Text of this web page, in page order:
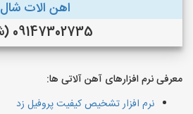
اهن الات شال
09147302735 (شال)
معرفی نرم افزارهای آهن آلاتی ها:
نرم افزار تشخیص کیفیت پروفیل زد